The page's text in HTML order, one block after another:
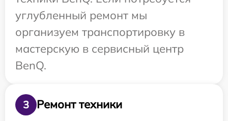
углубленный ремонт мы
организуем транспортировку в
мастерскую в сервисный центр
BenQ.
3
Ремонт техники